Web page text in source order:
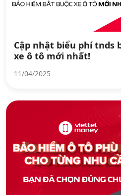
Cập nhật biểu phí tnds
xe ô tô mới nhất!
11/04/2025